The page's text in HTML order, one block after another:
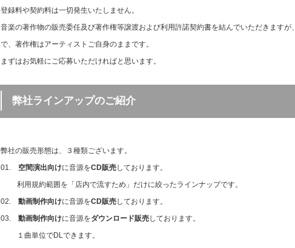
登録料や契約料は一切発生いたしません。
音楽の著作物の販売委任及び著作権等譲渡および利用許諾契約書を結んでいただきますが、
で、著作権はアーティストご自身のままです。
まずはお気軽にご応募いただければと思います。
弊社ラインアップのご紹介
弊社の販売形態は、３種類ございます。
01. 空間演出向けに音源をCD販売しております。
利用規約範囲を「店内で流すため」だけに絞ったラインナップです。
02. 動画制作向けに音源をCD販売しております。
03. 動画制作向けに音源をダウンロード販売しております。
１曲単位でDLできます。